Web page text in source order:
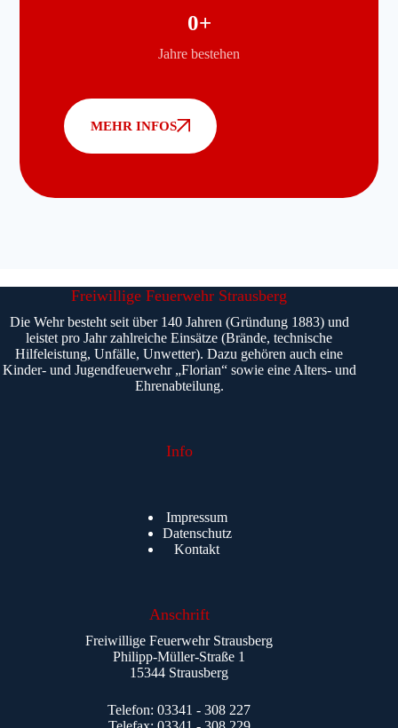
Jahre bestehen
0+
MEHR INFOS
Freiwillige Feuerwehr Strausberg
Die Wehr besteht seit über 140 Jahren (Gründung 1883) und
leistet pro Jahr zahlreiche Einsätze (Brände, technische
Hilfeleistung, Unfälle, Unwetter). Dazu gehören auch eine
Kinder- und Jugendfeuerwehr „Florian“ sowie eine Alters- und
Ehrenabteilung.
Info
Impressum
Datenschutz
Kontakt
Anschrift
Freiwillige Feuerwehr Strausberg
Philipp-Müller-Straße 1
15344 Strausberg
Telefon: 03341 - 308 227